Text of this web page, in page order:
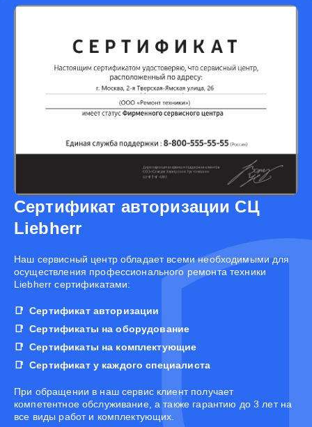
Сертификат авторизации СЦ
Liebherr
Наш сервисный центр обладает всеми необходимыми для
осуществления профессионального ремонта техники
Liebherr сертификатами:
Сертификат авторизации
Сертификаты на оборудование
Сертификаты на комплектующие
Сертификат у каждого специалиста
При обращении в наш сервис клиент получает
компетентное обслуживание, а также гарантию до 3 лет на
все виды работ и комплектующих.